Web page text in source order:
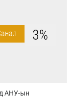
3%
АНУ-ын